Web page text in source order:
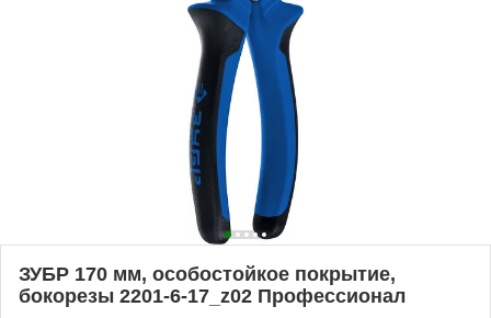
ЗУБР 170 мм, особостойкое покрытие,
бокорезы 2201-6-17_z02 Профессионал